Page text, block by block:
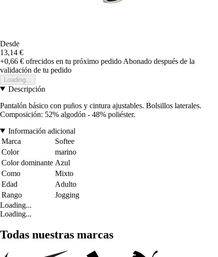
Desde
13,14 €
+0,66 € ofrecidos en tu próximo pedido Abonado después de la
validación de tu pedido
Loading...
Descripción
Pantalón básico con puños y cintura ajustables. Bolsillos laterales.
Composición: 52% algodón - 48% poliéster.
Información adicional
Marca
Softee
Color
marino
Color dominante Azul
Como
Mixto
Edad
Adulto
Rango
Jogging
Loading...
Loading...
Todas nuestras marcas